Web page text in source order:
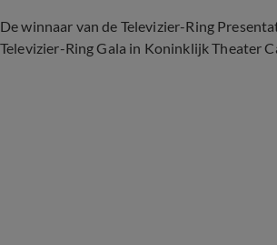
De winnaar van de Televizier-Ring
Televizier-Ring Gala in Koninklijk Theater